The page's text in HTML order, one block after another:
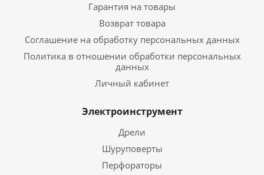
Гарантия на товары
Возврат товара
Соглашение на обработку персональных данных
Политика в отношении обработки персональных
данных
Личный кабинет
Электроинструмент
Дрели
Шуруповерты
Перфораторы